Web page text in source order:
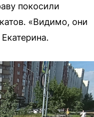
покосили
«Видимо, они